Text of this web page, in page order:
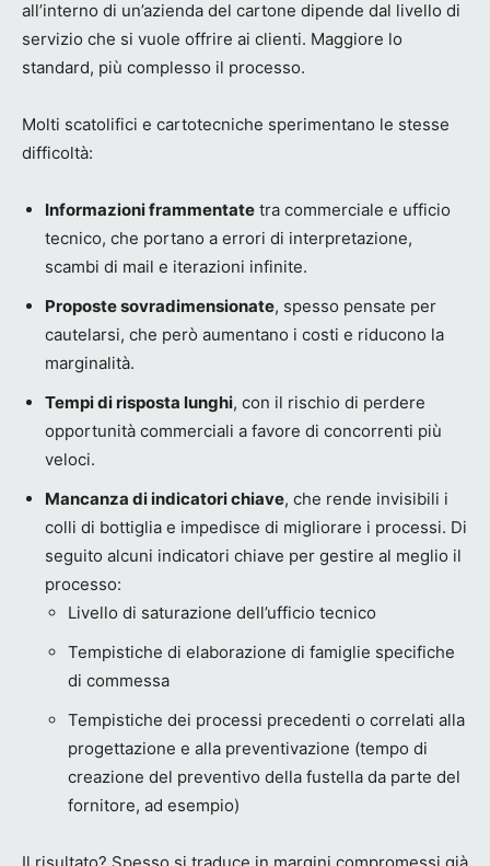
all’interno di un’azienda del cartone dipende dal livello di
servizio che si vuole offrire ai clienti. Maggiore lo
standard, più complesso il processo.
Molti scatolifici e cartotecniche sperimentano le stesse
difficoltà:
Informazioni frammentate tra commerciale e ufficio
tecnico, che portano a errori di interpretazione,
scambi di mail e iterazioni infinite.
Proposte sovradimensionate, spesso pensate per
cautelarsi, che però aumentano i costi e riducono la
marginalità.
Tempi di risposta lunghi, con il rischio di perdere
opportunità commerciali a favore di concorrenti più
veloci.
Mancanza di indicatori chiave, che rende invisibili i
colli di bottiglia e impedisce di migliorare i processi. Di
seguito alcuni indicatori chiave per gestire al meglio il
processo:
Livello di saturazione dell’ufficio tecnico
Tempistiche di elaborazione di famiglie specifiche
di commessa
Tempistiche dei processi precedenti o correlati alla
progettazione e alla preventivazione (tempo di
creazione del preventivo della fustella da parte del
fornitore, ad esempio)